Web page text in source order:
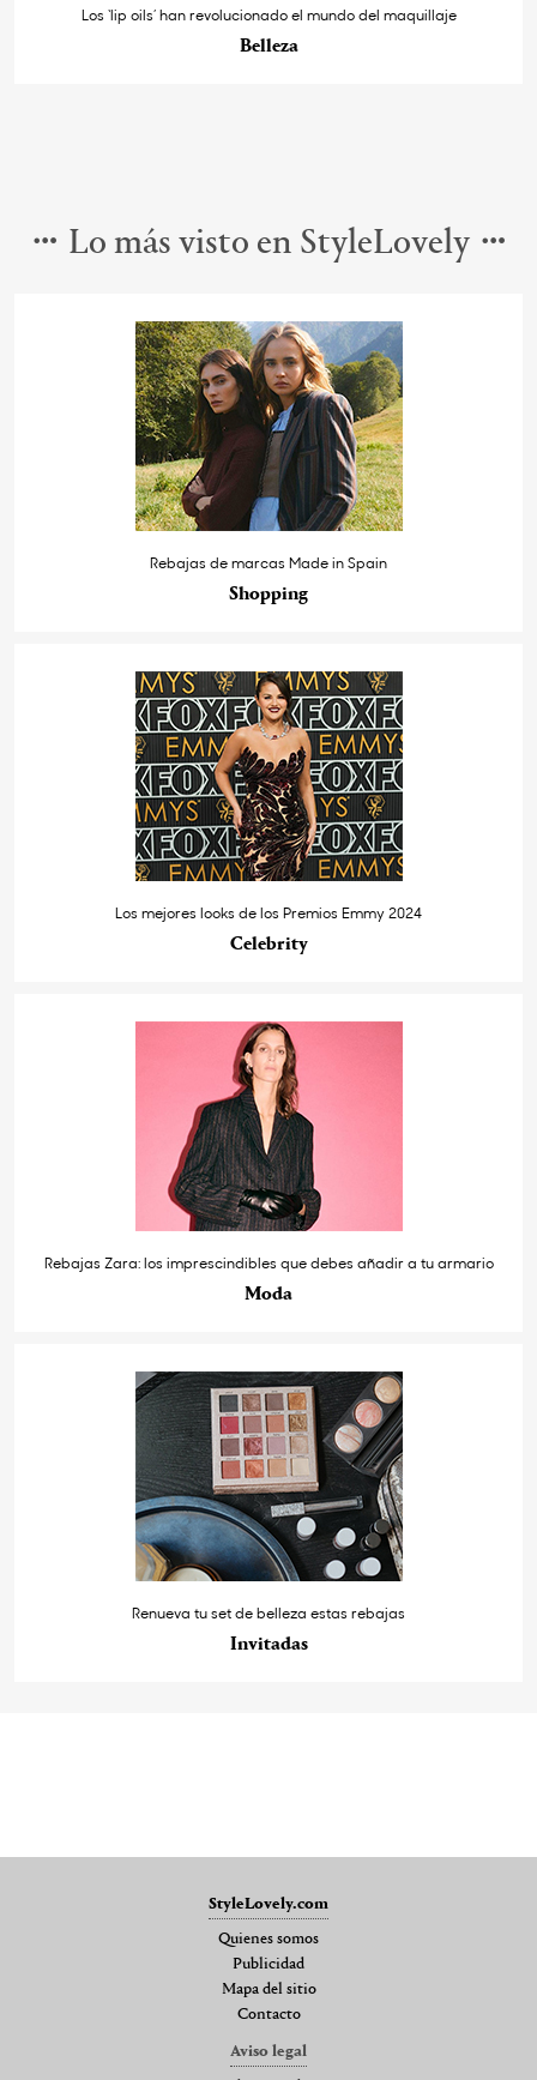
Los ‘lip oils’ han revolucionado el mundo del maquillaje
Belleza
Lo más visto en StyleLovely
Rebajas de marcas Made in Spain
Shopping
Los mejores looks de los Premios Emmy 2024
Celebrity
Rebajas Zara: los imprescindibles que debes añadir a tu armario
Moda
Renueva tu set de belleza estas rebajas
Invitadas
StyleLovely.com
Quienes somos
Publicidad
Mapa del sitio
Contacto
Aviso legal